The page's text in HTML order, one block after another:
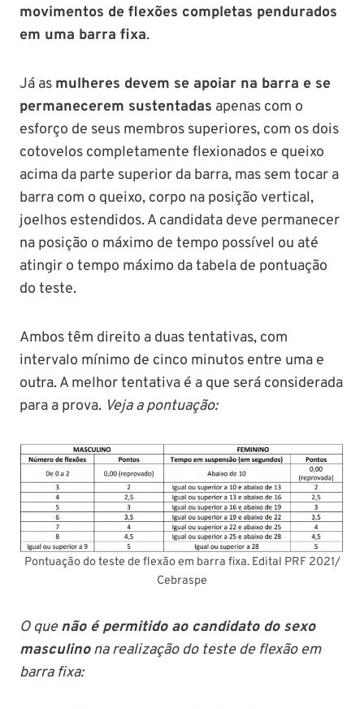
movimentos de flexões completas pendurados
em uma barra fixa.
Já as mulheres devem se apoiar na barra e se
permanecerem sustentadas apenas com o
esforço de seus membros superiores, com os dois
cotovelos completamente flexionados e queixo
acima da parte superior da barra, mas sem tocar a
barra com o queixo, corpo na posição vertical,
joelhos estendidos. A candidata deve permanecer
na posição o máximo de tempo possível ou até
atingir o tempo máximo da tabela de pontuação
do teste.
Ambos têm direito a duas tentativas, com
intervalo mínimo de cinco minutos entre uma e
outra. A melhor tentativa é a que será considerada
para a prova. Veja a pontuação:
Pontuação do teste de flexão em barra fixa. Edital PRF 2021/
Cebraspe
O quenão é permitido ao candidato do sexo
masculinona realização do teste de flexão em
barra fixa: